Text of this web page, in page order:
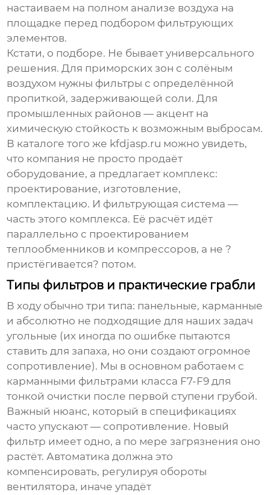
настаиваем на полном анализе воздуха на
площадке перед подбором фильтрующих
элементов.
Кстати, о подборе. Не бывает универсального
решения. Для приморских зон с солёным
воздухом нужны фильтры с определённой
пропиткой, задерживающей соли. Для
промышленных районов — акцент на
химическую стойкость к возможным выбросам.
В каталоге того же kfdjasp.ru можно увидеть,
что компания не просто продаёт
оборудование, а предлагает комплекс:
проектирование, изготовление,
комплектацию. И фильтрующая система —
часть этого комплекса. Её расчёт идёт
параллельно с проектированием
теплообменников и компрессоров, а не ?
пристёгивается? потом.
Типы фильтров и практические грабли
В ходу обычно три типа: панельные, карманные
и абсолютно не подходящие для наших задач
угольные (их иногда по ошибке пытаются
ставить для запаха, но они создают огромное
сопротивление). Мы в основном работаем с
карманными фильтрами класса F7-F9 для
тонкой очистки после первой ступени грубой.
Важный нюанс, который в спецификациях
часто упускают — сопротивление. Новый
фильтр имеет одно, а по мере загрязнения оно
растёт. Автоматика должна это
компенсировать, регулируя обороты
вентилятора, иначе упадёт